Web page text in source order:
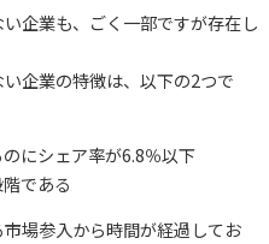
企業も、ごく一部ですが存在し
企業の特徴は、以下の2つで
にシェア率が6.8％以下
である
場参入から時間が経過してお